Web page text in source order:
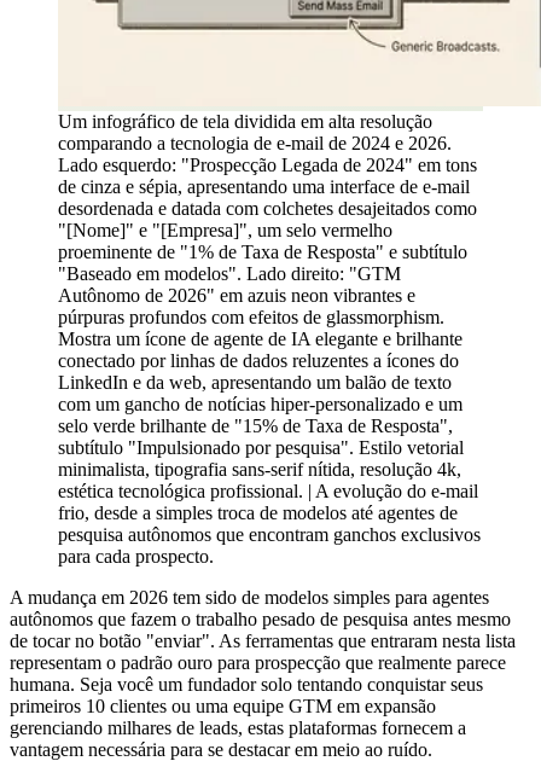
Um infográfico de tela dividida em alta resolução
comparando a tecnologia de e-mail de 2024 e 2026.
Lado esquerdo: "Prospecção Legada de 2024" em tons
de cinza e sépia, apresentando uma interface de e-mail
desordenada e datada com colchetes desajeitados como
"[Nome]" e "[Empresa]", um selo vermelho
proeminente de "1% de Taxa de Resposta" e subtítulo
"Baseado em modelos". Lado direito: "GTM
Autônomo de 2026" em azuis neon vibrantes e
púrpuras profundos com efeitos de glassmorphism.
Mostra um ícone de agente de IA elegante e brilhante
conectado por linhas de dados reluzentes a ícones do
LinkedIn e da web, apresentando um balão de texto
com um gancho de notícias hiper-personalizado e um
selo verde brilhante de "15% de Taxa de Resposta",
subtítulo "Impulsionado por pesquisa". Estilo vetorial
minimalista, tipografia sans-serif nítida, resolução 4k,
estética tecnológica profissional. | A evolução do e-mail
frio, desde a simples troca de modelos até agentes de
pesquisa autônomos que encontram ganchos exclusivos
para cada prospecto.
A mudança em 2026 tem sido de modelos simples para agentes
autônomos que fazem o trabalho pesado de pesquisa antes mesmo
de tocar no botão "enviar". As ferramentas que entraram nesta lista
representam o padrão ouro para prospecção que realmente parece
humana. Seja você um fundador solo tentando conquistar seus
primeiros 10 clientes ou uma equipe GTM em expansão
gerenciando milhares de leads, estas plataformas fornecem a
vantagem necessária para se destacar em meio ao ruído.